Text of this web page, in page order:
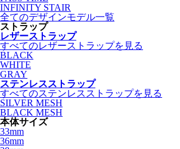
INFINITY STAIR
全てのデザインモデル一覧
ストラップ
レザーストラップ
すべてのレザーストラップを見る
BLACK
WHITE
GRAY
ステンレスストラップ
すべてのステンレスストラップを見る
SILVER MESH
BLACK MESH
本体サイズ
33mm
36mm